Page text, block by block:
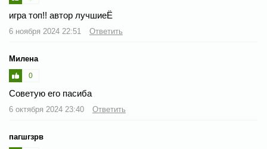
игра топ!! автор лучшиеЁ
6 ноября 2024 22:51 Ответить
Милена
0
Советую его пасиба
6 октября 2024 23:40 Ответить
пагшгзрв